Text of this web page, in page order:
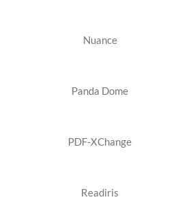
Nuance
Panda Dome
PDF-XChange
Readiris